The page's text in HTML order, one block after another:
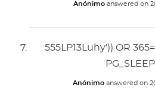
Anónimoanswered on
555LP13Luhy')) OR
Anónimo answered on